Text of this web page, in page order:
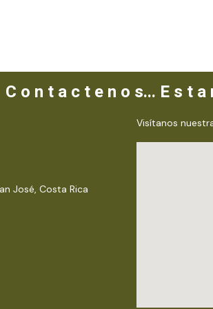
C o n t a c t e n o s... E s t
José, Costa Rica
Visítanos